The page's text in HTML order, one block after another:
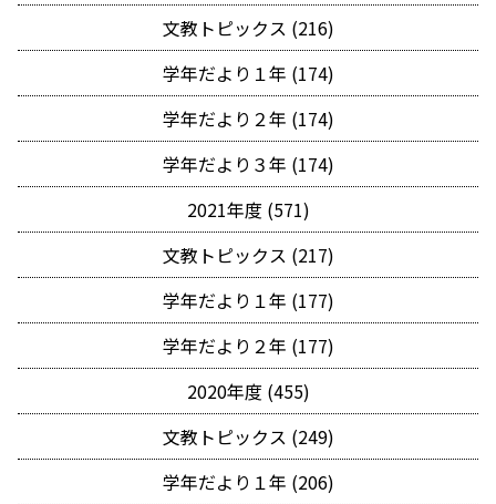
文教トピックス (216)
学年だより１年 (174)
学年だより２年 (174)
学年だより３年 (174)
2021年度 (571)
文教トピックス (217)
学年だより１年 (177)
学年だより２年 (177)
2020年度 (455)
文教トピックス (249)
学年だより１年 (206)